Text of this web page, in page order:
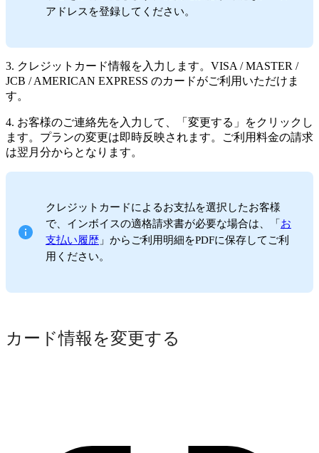
アドレスを登録してください。
3. クレジットカード情報を入力します。VISA / MASTER /
JCB / AMERICAN EXPRESS のカードがご利用いただけま
す。
4. お客様のご連絡先を入力して、「変更する」をクリックし
ます。プランの変更は即時反映されます。ご利用料金の請求
は翌月分からとなります。
クレジットカードによるお支払を選択したお客様
で、インボイスの適格請求書が必要な場合は、「 お
支払い履歴 」からご利用明細をPDFに保存してご利
用ください。
カード情報を変更する